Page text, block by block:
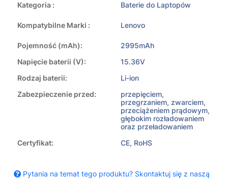
Kategoria : Baterie do Laptopów
Kompatybilne Marki : Lenovo
Pojemność (mAh):
2995mAh
Napięcie baterii (V):
15.36V
Rodzaj baterii:
Li-ion
Zabezpieczenie przed:
przepięciem,
przegrzaniem, zwarciem,
przeciążeniem prądowym,
głębokim rozładowaniem
oraz przeładowaniem
Certyfikat:
CE, RoHS
Pytania na temat tego produktu? Skontaktuj się z naszą